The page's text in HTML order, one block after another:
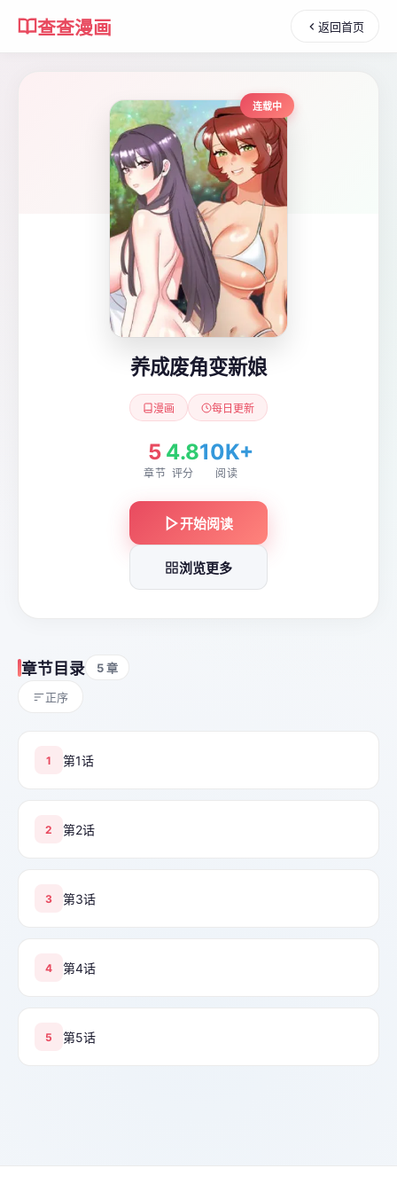
查查漫画 返回首页
连载中
养成废角变新娘
漫画 每日更新
5
章节
4.8
评分
10K+
阅读
开始阅读
浏览更多
章节目录 5 章
正序
1 第1话
2 第2话
3 第3话
4 第4话
5 第5话